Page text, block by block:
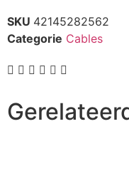
SKU 42145282562
Categorie Cables